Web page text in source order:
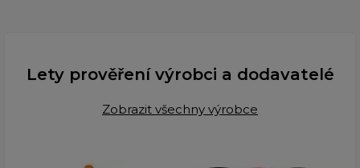
Lety prověření výrobci a dodavatelé
Zobrazit všechny výrobce